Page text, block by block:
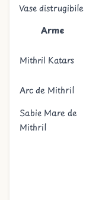
Vase distrugibile
Arme
Mithril Katars
Arc de Mithril
Sabie Mare de
Mithril